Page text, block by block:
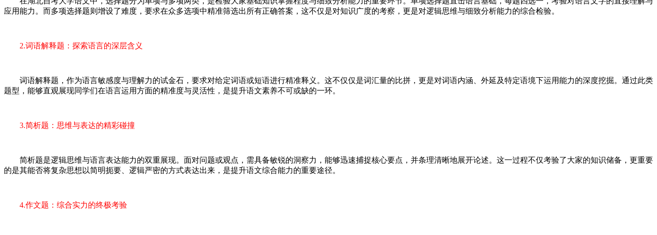
应用能力。而多项选择题则增设了难度，要求在众多选项中精准筛选出所有正确答案，这不仅是对知识广度的考察，更是对逻辑思维与细致分析能力的综合检验。
2.词语解释题：探索语言的深层含义
词语解释题，作为语言敏感度与理解力的试金石，要求对给定词语或短语进行精准释义。这不仅仅是词汇量的比拼，更是对词语内涵、外延及特定语境下运用能力的深度挖掘。通过此类
题型，能够直观展现同学们在语言运用方面的精准度与灵活性，是提升语文素养不可或缺的一环。
3.简析题：思维与表达的精彩碰撞
简析题是逻辑思维与语言表达能力的双重展现。面对问题或观点，需具备敏锐的洞察力，能够迅速捕捉核心要点，并条理清晰地展开论述。这一过程不仅考验了大家的知识储备，更重要
的是其能否将复杂思想以简明扼要、逻辑严密的方式表达出来，是提升语文综合能力的重要途径。
4.作文题：综合实力的终极考验